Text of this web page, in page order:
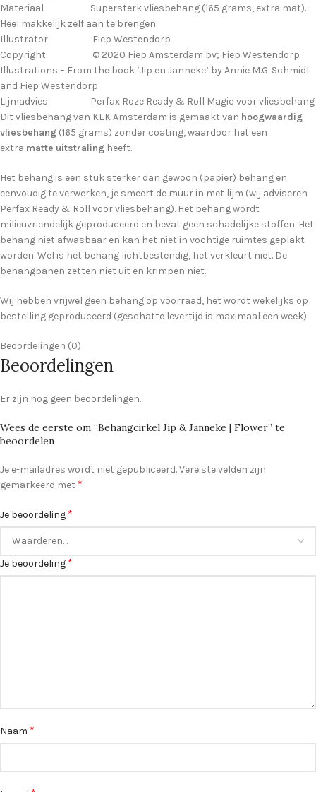
Materiaal Supersterk vliesbehang (165 grams, extra mat).
Heel makkelijk zelf aan te brengen.
Illustrator Fiep Westendorp
Copyright © 2020 Fiep Amsterdam bv; Fiep Westendorp
Illustrations – From the book ‘Jip en Janneke’ by Annie M.G. Schmidt
and Fiep Westendorp
Lijmadvies Perfax Roze Ready & Roll Magic voor vliesbehang
Dit vliesbehang van KEK Amsterdam is gemaakt van hoogwaardig
vliesbehang (165 grams) zonder coating, waardoor het een
extra matte uitstraling heeft.
Het behang is een stuk sterker dan gewoon (papier) behang en
eenvoudig te verwerken, je smeert de muur in met lijm (wij adviseren
Perfax Ready & Roll voor vliesbehang). Het behang wordt
milieuvriendelijk geproduceerd en bevat geen schadelijke stoffen. Het
behang niet afwasbaar en kan het niet in vochtige ruimtes geplakt
worden. Wel is het behang lichtbestendig, het verkleurt niet. De
behangbanen zetten niet uit en krimpen niet.
Wij hebben vrijwel geen behang op voorraad, het wordt wekelijks op
bestelling geproduceerd (geschatte levertijd is maximaal een week).
Beoordelingen (0)
Beoordelingen
Er zijn nog geen beoordelingen.
Wees de eerste om “Behangcirkel Jip & Janneke | Flower” te
beoordelen
Je e-mailadres wordt niet gepubliceerd.Vereiste velden zijn
gemarkeerd met *
Je beoordeling *
Je beoordeling *
Naam *